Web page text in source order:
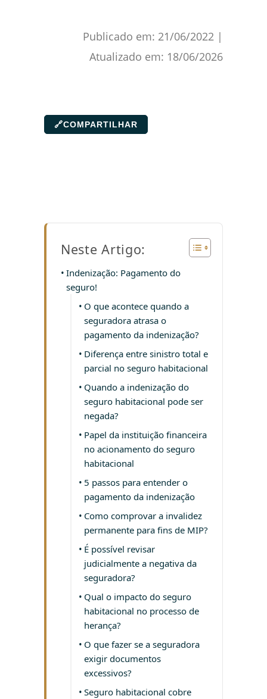
Publicado em: 21/06/2022 |
Atualizado em: 18/06/2026
🔗COMPARTILHAR
Neste Artigo:
Indenização: Pagamento do
seguro!
O que acontece quando a
seguradora atrasa o
pagamento da indenização?
Diferença entre sinistro total e
parcial no seguro habitacional
Quando a indenização do
seguro habitacional pode ser
negada?
Papel da instituição financeira
no acionamento do seguro
habitacional
5 passos para entender o
pagamento da indenização
Como comprovar a invalidez
permanente para fins de MIP?
É possível revisar
judicialmente a negativa da
seguradora?
Qual o impacto do seguro
habitacional no processo de
herança?
O que fazer se a seguradora
exigir documentos
excessivos?
Seguro habitacional cobre